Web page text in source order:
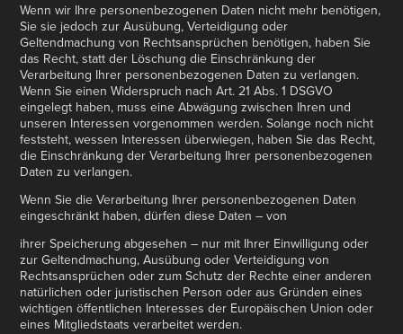
Wenn wir Ihre personenbezogenen Daten nicht mehr benötigen,
Sie sie jedoch zur Ausübung, Verteidigung oder
Geltendmachung von Rechtsansprüchen benötigen, haben Sie
das Recht, statt der Löschung die Einschränkung der
Verarbeitung Ihrer personenbezogenen Daten zu verlangen.
Wenn Sie einen Widerspruch nach Art. 21 Abs. 1 DSGVO
eingelegt haben, muss eine Abwägung zwischen Ihren und
unseren Interessen vorgenommen werden. Solange noch nicht
feststeht, wessen Interessen überwiegen, haben Sie das Recht,
die Einschränkung der Verarbeitung Ihrer personenbezogenen
Daten zu verlangen.
Wenn Sie die Verarbeitung Ihrer personenbezogenen Daten
eingeschränkt haben, dürfen diese Daten – von
ihrer Speicherung abgesehen – nur mit Ihrer Einwilligung oder
zur Geltendmachung, Ausübung oder Verteidigung von
Rechtsansprüchen oder zum Schutz der Rechte einer anderen
natürlichen oder juristischen Person oder aus Gründen eines
wichtigen öffentlichen Interesses der Europäischen Union oder
eines Mitgliedstaats verarbeitet werden.